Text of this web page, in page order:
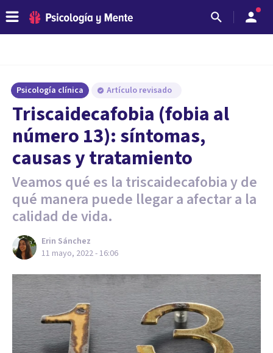
Psicología clínica Artículo revisado
Triscaidecafobia (fobia al
número 13): síntomas,
causas y tratamiento
Veamos qué es la triscaidecafobia y de
qué manera puede llegar a afectar a la
calidad de vida.
Erin Sánchez
11 mayo, 2022 - 16:06